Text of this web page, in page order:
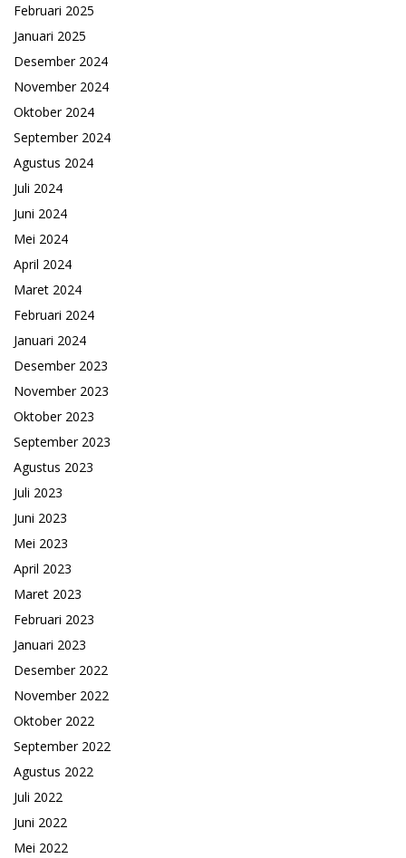
Februari 2025
Januari 2025
Desember 2024
November 2024
Oktober 2024
September 2024
Agustus 2024
Juli 2024
Juni 2024
Mei 2024
April 2024
Maret 2024
Februari 2024
Januari 2024
Desember 2023
November 2023
Oktober 2023
September 2023
Agustus 2023
Juli 2023
Juni 2023
Mei 2023
April 2023
Maret 2023
Februari 2023
Januari 2023
Desember 2022
November 2022
Oktober 2022
September 2022
Agustus 2022
Juli 2022
Juni 2022
Mei 2022